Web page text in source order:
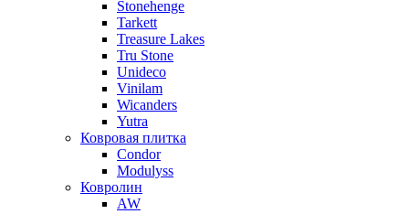
Stonehenge
Tarkett
Treasure Lakes
Tru Stone
Unideco
Vinilam
Wicanders
Yutra
Ковровая плитка
Condor
Modulyss
Ковролин
AW